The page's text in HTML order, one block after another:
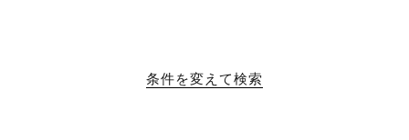
条件を変えて検索